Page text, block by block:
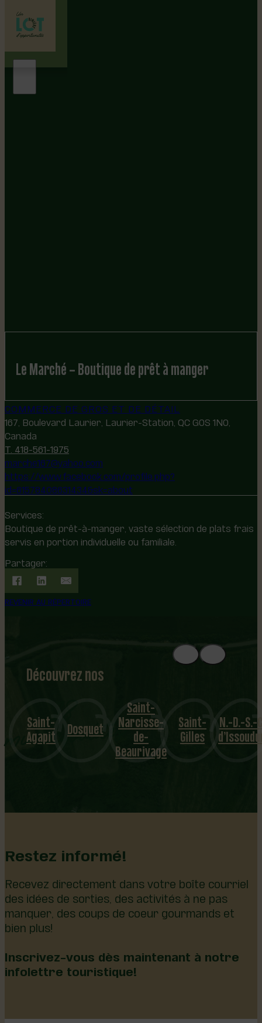
Le Marché – Boutique de prêt à manger
COMMERCE DE GROS ET DE DÉTAIL
167, Boulevard Laurier, Laurier-Station, QC G0S 1N0,
Canada
T. 418-561-1975
marche167@yahoo.com
https://www.facebook.com/profile.php?
id=61578408631434&sk=about
Services:
Boutique de prêt-à-manger, vaste sélection de plats frais
servis en portion individuelle ou familiale.
Partager:
REVENIR AU RÉPERTOIRE
Découvrez nos
1
8
mu
nicipalités
Dosquet Narcisse-
de-
Beaurivage
Saint-
Gilles
N.-D.-S.-C.
d’Issoudun
Restez informé!
Recevez directement dans votre boîte courriel
des idées de sorties, des activités à ne pas
manquer, des coups de coeur gourmands et
bien plus!
Inscrivez-vous dès maintenant à notre
infolettre touristique!